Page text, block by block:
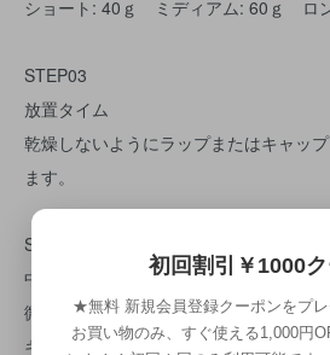
ショート: 40ｇ ミディアム: 60ｇ ロ
STEP03
放置タイム
乾燥しないようにラップまたはキャッ
ます。
STEP04
中間水洗
微温湯で流し残しがないようしっかり
キシミや引っ掛かりが気になる場合の
初回割引￥1000
★無料 新規会員登録クーポンをプ
お買い物のみ、すぐ使える1,000円